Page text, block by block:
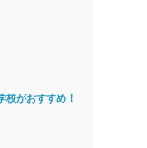
校がおすすめ！